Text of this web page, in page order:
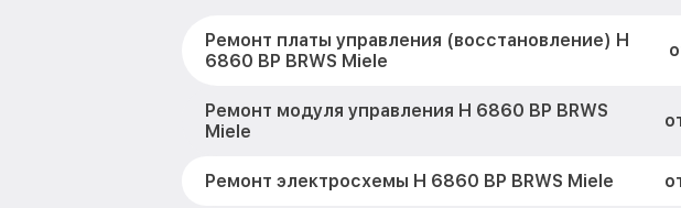
Ремонт платы управления (восстановление) H
6860 BP BRWS Miele
Ремонт модуля управления H 6860 BP BRWS
Miele
Ремонт электросхемы H 6860 BP BRWS Miele